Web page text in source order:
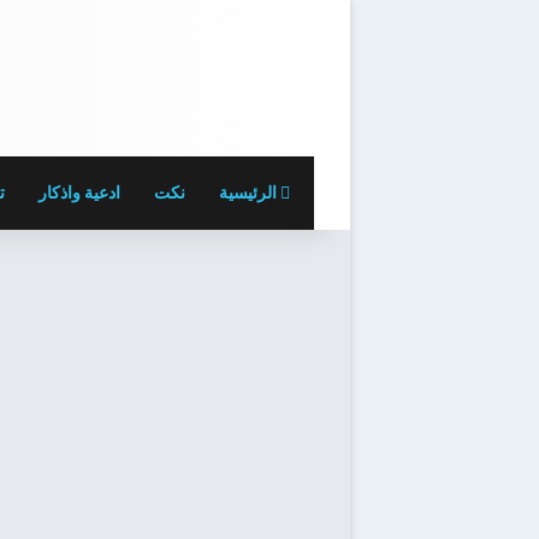
الرئيسية نكت ادعية واذكار